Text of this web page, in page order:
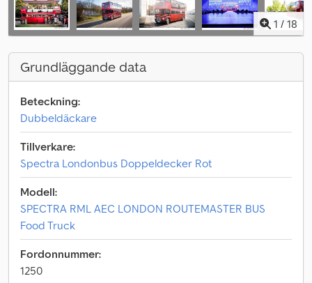
1 / 18
Grundläggande data
Beteckning:
Dubbeldäckare
Tillverkare:
Spectra Londonbus Doppeldecker Rot
Modell:
SPECTRA RML AEC LONDON ROUTEMASTER BUS
Food Truck
Fordonnummer:
1250